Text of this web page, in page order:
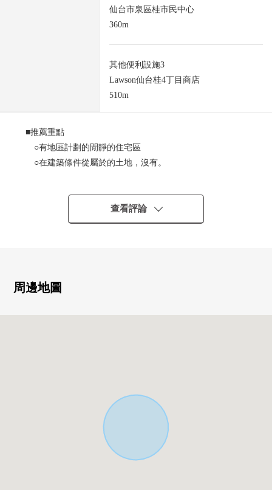
仙台市泉區桂市民中心
360m
其他便利設施3
Lawson仙台桂4丁目商店
510m
■推薦重點
○有地區計劃的閒靜的住宅區
○在建築條件從屬於的土地，沒有。
○因為到小學步行7分鐘所以孩子的上學放心
○ 仙台市立將監中學步行20分鐘的約1560m
○ SUNDRUG高森店步行14分鐘的約1100m
○ COOP MIYAGI高森店步行19分鐘的約1460m
○ 泉郵局步行25分鐘的約1970m
查看評論
周邊地圖